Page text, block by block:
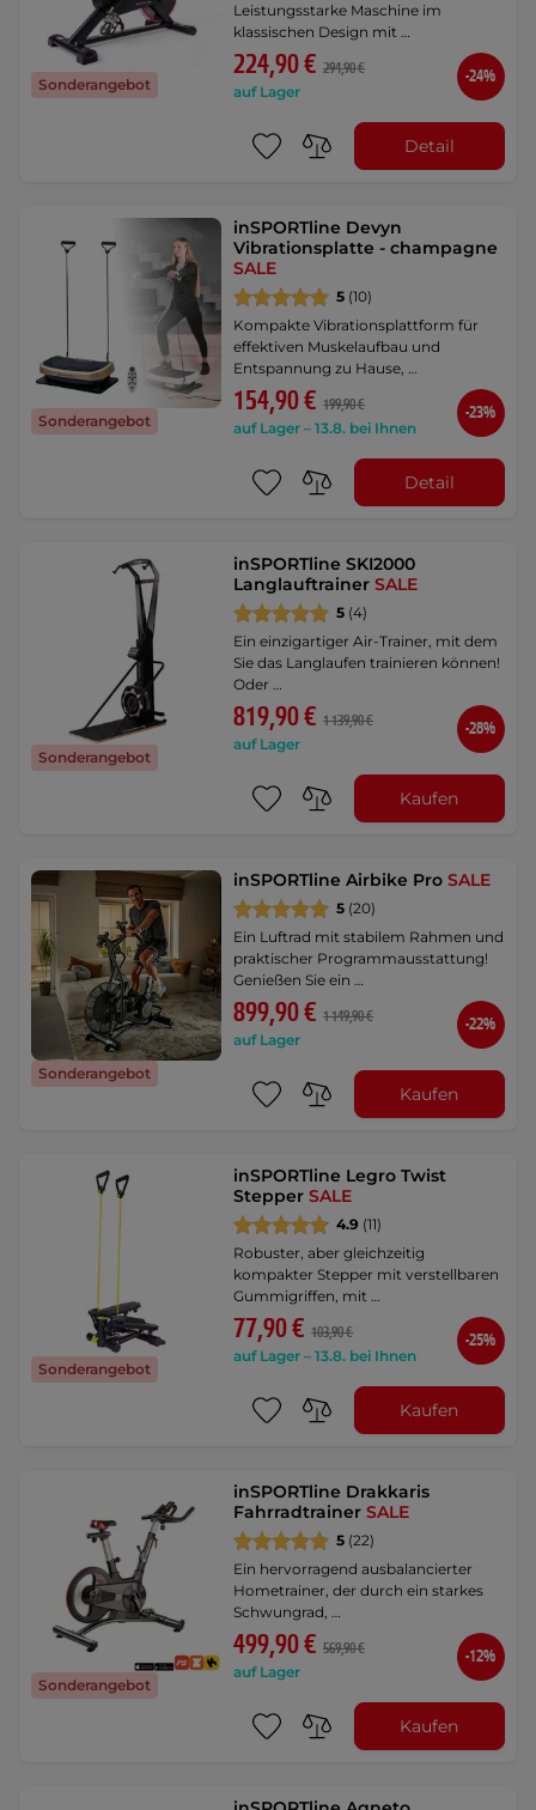
Sonderangebot
Leistungsstarke Maschine im
klassischen Design mit …
224,90 € 294,90 €
auf Lager
-24%
Detail
Sonderangebot
inSPORTline Devyn
Vibrationsplatte - champagne
SALE
5 (10)
Kompakte Vibrationsplattform für
effektiven Muskelaufbau und
Entspannung zu Hause, …
154,90 € 199,90 €
auf Lager – 13.8. bei Ihnen
-23%
Detail
Sonderangebot
inSPORTline SKI2000
LanglauftrainerSALE
5 (4)
Ein einzigartiger Air-Trainer, mit dem
Sie das Langlaufen trainieren können!
Oder …
819,90 € 1 139,90 €
auf Lager
-28%
Kaufen
Sonderangebot
inSPORTline Airbike ProSALE
5 (20)
Ein Luftrad mit stabilem Rahmen und
praktischer Programmausstattung!
Genießen Sie ein …
899,90 € 1 149,90 €
auf Lager
-22%
Kaufen
Sonderangebot
inSPORTline Legro Twist
StepperSALE
4.9 (11)
Robuster, aber gleichzeitig
kompakter Stepper mit verstellbaren
Gummigriffen, mit …
77,90 € 103,90 €
auf Lager – 13.8. bei Ihnen
-25%
Kaufen
Sonderangebot
inSPORTline Drakkaris
FahrradtrainerSALE
5 (22)
Ein hervorragend ausbalancierter
Hometrainer, der durch ein starkes
Schwungrad, …
499,90 € 569,90 €
auf Lager
-12%
Kaufen